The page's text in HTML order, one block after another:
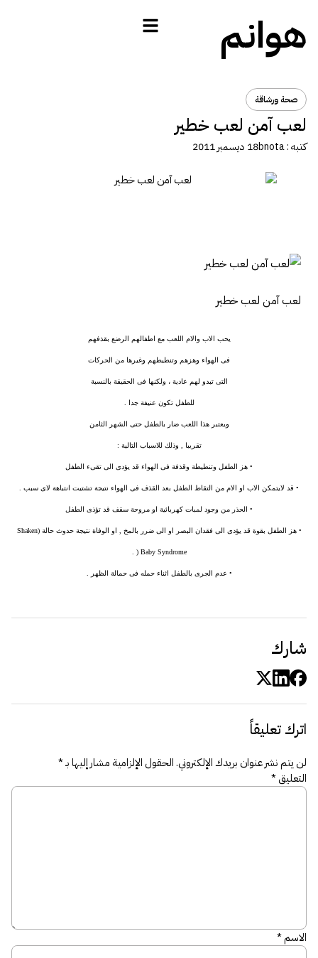
هوانم
صحة ورشاقة
لعب آمن لعب خطير
كتبه :bnota18 ديسمبر 2011
لعب آمن لعب خطير
يحب الاب والام اللعب مع اطفالهم الرضع بقذفهم
فى الهواء وهزهم وتنطيطهم وغيرها من الحركات
التى تبدو لهم عادية ، ولكنها فى الحقيقة بالنسبة
للطفل تكون عنيفة جدا .
ويعتبر هذا اللعب ضار بالطفل حتى الشهر الثامن
تقريبا , وذلك للاسباب التالية :
• هز الطفل وتنطيطة وقذفة فى الهواء قد يؤدى الى تقىء الطفل
• قد لايتمكن الاب او الام من التقاط الطفل بعد القذف فى الهواء نتيجة تشتيت انتباهة لاى سبب .
• الحذر من وجود لمبات كهربائية او مروحة سقف قد تؤذى الطفل
• هز الطفل بقوة قد يؤدى الى فقدان البصر او الى ضرر بالمخ , او الوفاة نتيجة حدوث حالة (Shaken
Baby Syndrome ( .
• عدم الجرى بالطفل اثناء حمله فى حمالة الظهر .
شارك
اترك تعليقاً
لن يتم نشر عنوان بريدك الإلكتروني.الحقول الإلزامية مشار إليها بـ*
التعليق*
الاسم*